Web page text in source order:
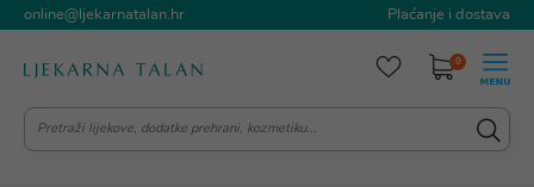
online@ljekarnatalan.hr Plaćanje i dostava
0